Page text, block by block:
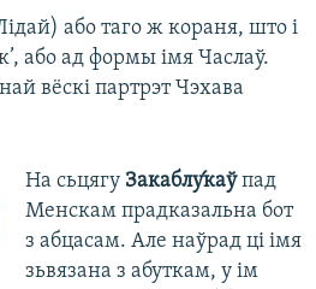
або таго ж кораня, што і
або ад формы імя Часлаў.
вёскі партрэт Чэхава
На сьцягу Закаблу́каўпад
Менскам прадказальна бот
з абцасам. Але наўрад ці імя
зьвязана з абуткам, у ім